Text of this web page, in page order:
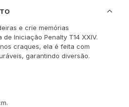
e crie memórias
Iniciação Penalty T14 XXIV.
craques, ela é feita com
garantindo diversão.